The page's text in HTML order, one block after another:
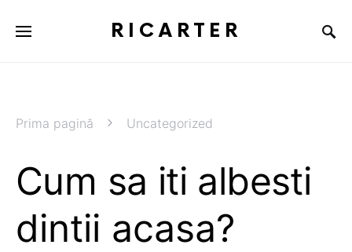
RICARTER
Prima pagină Uncategorized
Cum sa iti albesti
dintii acasa?